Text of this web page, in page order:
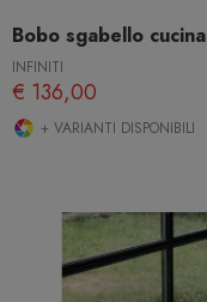
Bobo sgabello cucina
INFINITI
€ 136,00
+ VARIANTI DISPONIBILI